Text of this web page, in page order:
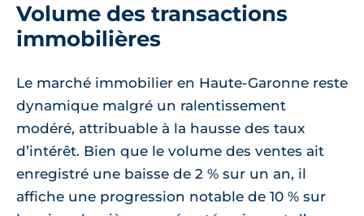
Volume des transactions
immobilières
Le marché immobilier en Haute-Garonne reste
dynamique malgré un ralentissement
modéré, attribuable à la hausse des taux
d’intérêt. Bien que le volume des ventes ait
enregistré une baisse de 2 % sur un an, il
affiche une progression notable de 10 % sur